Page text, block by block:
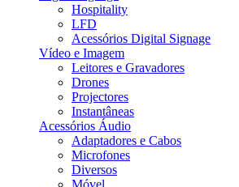
Hospitality
LFD
Acessórios Digital Signage
Vídeo e Imagem
Leitores e Gravadores
Drones
Projectores
Instantâneas
Acessórios Áudio
Adaptadores e Cabos
Microfones
Diversos
Móvel